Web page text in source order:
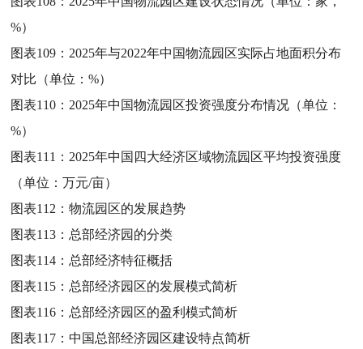
%）
图表109： 2025年与2022年中国物流园区实际占地面积分布
对比（单位：%）
图表110： 2025年中国物流园区投资强度分布情况（单位：
%）
图表111： 2025年中国四大经济区域物流园区平均投资强度
（单位：万元/亩）
图表112：物流园区的发展趋势
图表113： 总部经济园的分类
图表114： 总部经济特征概括
图表115： 总部经济园区的发展模式简析
图表116： 总部经济园区的盈利模式简析
图表117：中国总部经济园区建设特点简析